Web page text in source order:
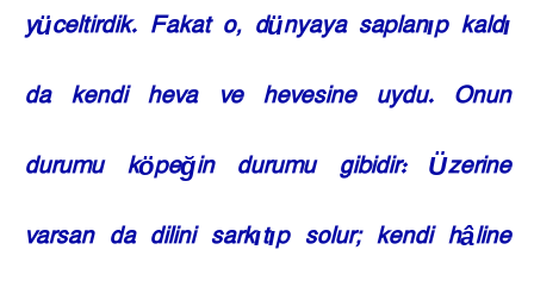
yüceltirdik. Fakat o, dünyaya saplanıp kaldı
da kendi heva ve hevesine uydu. Onun
durumu köpeğin durumu gibidir: Üzerine
varsan da dilini sarkıtıp solur; kendi hâline